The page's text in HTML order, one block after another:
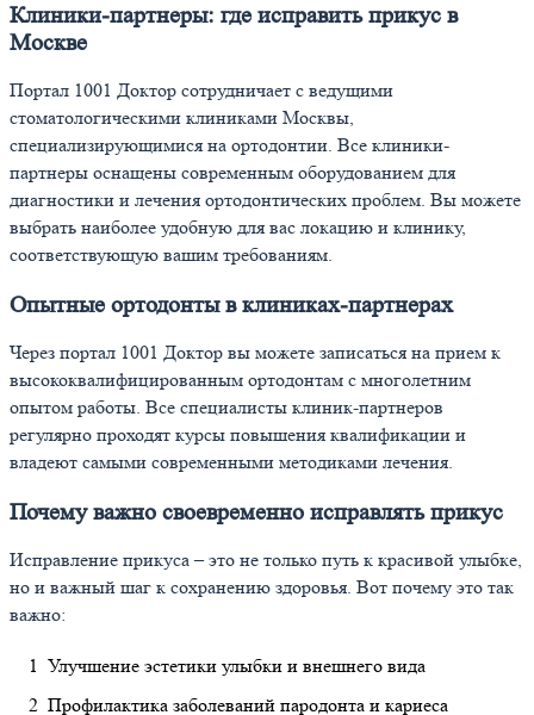
Клиники-партнеры: где исправить прикус в
Москве
Портал 1001 Доктор сотрудничает с ведущими
стоматологическими клиниками Москвы,
специализирующимися на ортодонтии. Все клиники-
партнеры оснащены современным оборудованием для
диагностики и лечения ортодонтических проблем. Вы можете
выбрать наиболее удобную для вас локацию и клинику,
соответствующую вашим требованиям.
Опытные ортодонты в клиниках-партнерах
Через портал 1001 Доктор вы можете записаться на прием к
высококвалифицированным ортодонтам с многолетним
опытом работы. Все специалисты клиник-партнеров
регулярно проходят курсы повышения квалификации и
владеют самыми современными методиками лечения.
Почему важно своевременно исправлять прикус
Исправление прикуса – это не только путь к красивой улыбке,
но и важный шаг к сохранению здоровья. Вот почему это так
важно:
Улучшение эстетики улыбки и внешнего вида
Профилактика заболеваний пародонта и кариеса